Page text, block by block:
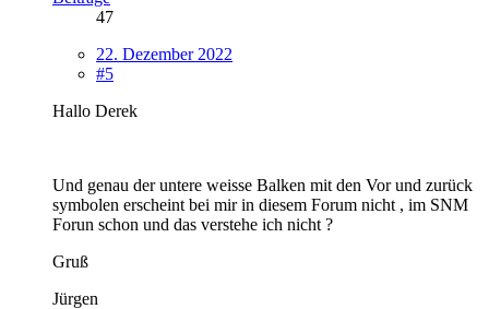
47
22. Dezember 2022
#5
Hallo Derek
Und genau der untere weisse Balken mit den Vor und zurück
symbolen erscheint bei mir in diesem Forum nicht , im SNM
Forun schon und das verstehe ich nicht ?
Gruß
Jürgen